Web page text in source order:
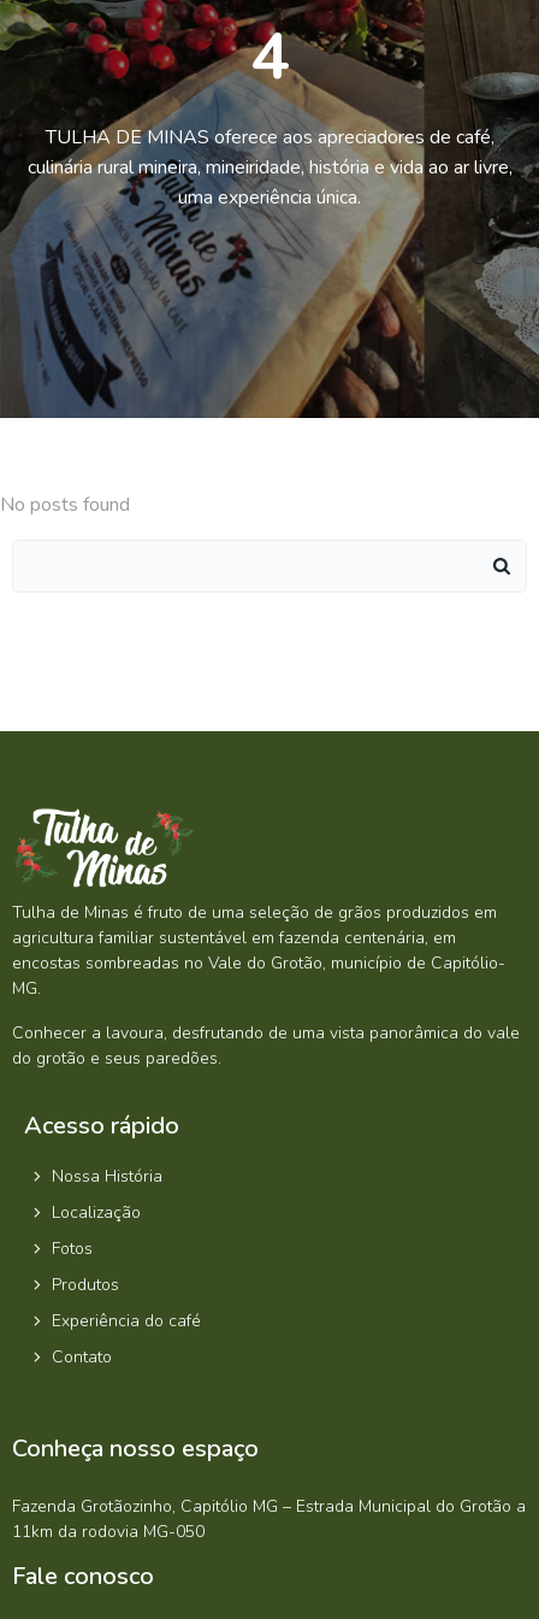
4
TULHA DE MINAS oferece aos apreciadores de café,
culinária rural mineira, mineiridade, história e vida ao ar livre,
uma experiência única.
No posts found
Tulha de Minas é fruto de uma seleção de grãos produzidos em
agricultura familiar sustentável em fazenda centenária, em
encostas sombreadas no Vale do Grotão, município de Capitólio-
MG.
Conhecer a lavoura, desfrutando de uma vista panorâmica do vale
do grotão e seus paredões.
Acesso rápido
Nossa História
Localização
Fotos
Produtos
Experiência do café
Contato
Conheça nosso espaço
Fazenda Grotãozinho, Capitólio MG – Estrada Municipal do Grotão a
11km da rodovia MG-050
Fale conosco